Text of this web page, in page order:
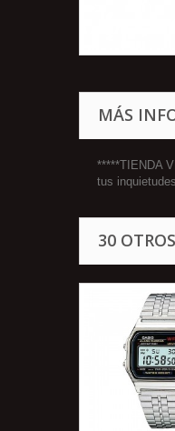
MÁS
*****TIENDA
tus
30